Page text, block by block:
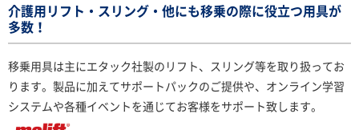
介護用リフト・スリング・他にも移乗の際に役立つ用具が
多数！
移乗用具は主にエタック社製のリフト、スリング等を取り扱ってお
ります。製品に加えてサポートパックのご提供や、オンライン学習
システムや各種イベントを通じてお客様をサポート致します。